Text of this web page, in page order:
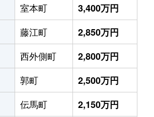
室本町
3,400万円
藤江町
2,850万円
西外側町
2,800万円
郭町
2,500万円
伝馬町
2,150万円